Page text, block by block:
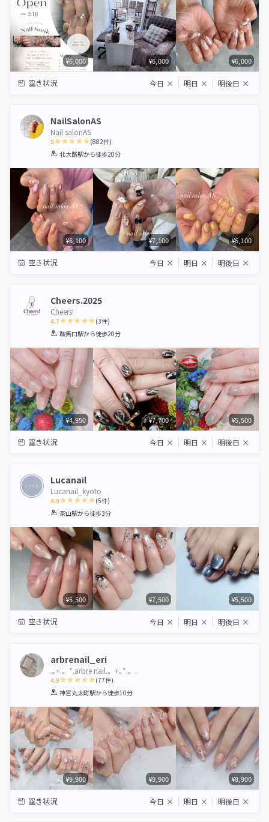
¥6,000 ¥6,000 ¥6,000
空き状況 今日 × 明日 × 明後日 ×
NailSalonAS
Nail salonAS
5
1 2 3 4 5
(882件)
北大路駅から徒歩20分
¥6,100 ¥7,100 ¥6,100
空き状況 今日 × 明日 × 明後日 ×
Cheers.2025
Cheers!
4.7
1 2 3 4 5
(3件)
鞍馬口駅から徒歩20分
¥4,950 ¥7,700 ¥5,500
空き状況 今日 × 明日 × 明後日 ×
Lucanail
Lucanail_kyoto
4.9
1 2 3 4 5
(5件)
茶山駅から徒歩3分
¥5,500 ¥7,500 ¥5,500
空き状況 今日 × 明日 × 明後日 ×
arbrenail_eri
.｡+.。*.arbre nail.。+｡*.。.
4.9
1 2 3 4 5
(77件)
神宮丸太町駅から徒歩10分
¥9,900 ¥9,900 ¥8,900
空き状況 今日 × 明日 × 明後日 ×